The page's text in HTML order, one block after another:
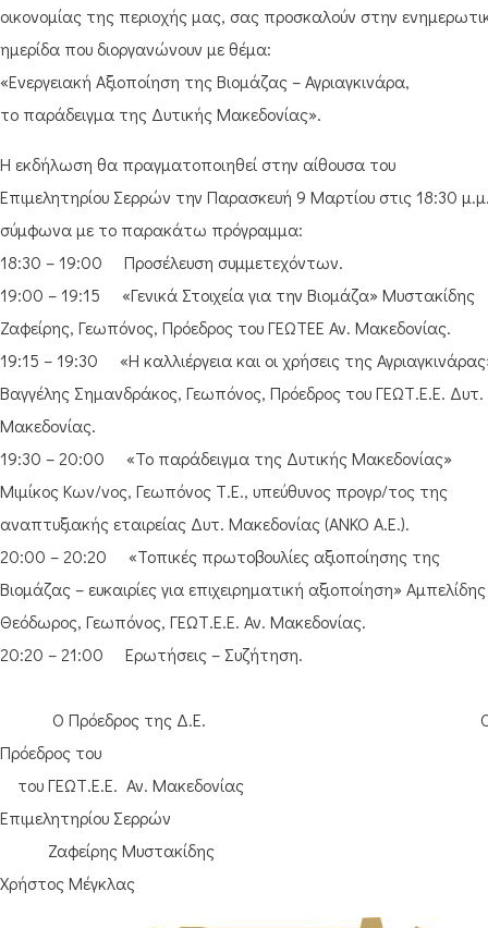
οικονομίας της περιοχής μας, σας προσκαλούν στην
ημερίδα που διοργανώνουν με θέμα:
«Ενεργειακή Αξιοποίηση της Βιομάζας – Αγριαγκινάρα,
το παράδειγμα της Δυτικής Μακεδονίας».
Η εκδήλωση θα πραγματοποιηθεί στην αίθουσα του
Επιμελητηρίου Σερρών την Παρασκευή 9 Μαρτίου στις 18:30
σύμφωνα με το παρακάτω πρόγραμμα:
18:30 – 19:00 Προσέλευση συμμετεχόντων.
19:00 – 19:15 «Γενικά Στοιχεία για την Βιομάζα» Μυστακίδης
Ζαφείρης, Γεωπόνος, Πρόεδρος του ΓΕΩΤΕΕ Αν. Μακεδονίας.
19:15 – 19:30 «Η καλλιέργεια και οι χρήσεις της
Βαγγέλης Σημανδράκος, Γεωπόνος, Πρόεδρος του ΓΕΩΤ.Ε.Ε. Δυτ.
Μακεδονίας.
19:30 – 20:00 «Το παράδειγμα της Δυτικής Μακεδονίας»
Μιμίκος Κων/νος, Γεωπόνος Τ.Ε., υπεύθυνος προγρ/τος της
αναπτυξιακής εταιρείας Δυτ. Μακεδονίας (ΑΝΚΟ Α.Ε.).
20:00 – 20:20 «Τοπικές πρωτοβουλίες αξιοποίησης της
Βιομάζας – ευκαιρίες για επιχειρηματική αξιοποίηση» Αμπελίδης
Θεόδωρος, Γεωπόνος, ΓΕΩΤ.Ε.Ε. Αν. Μακεδονίας.
20:20 – 21:00 Ερωτήσεις – Συζήτηση.
Ο Πρόεδρος της Δ.Ε.
Πρόεδρος του
του ΓΕΩΤ.Ε.Ε. Αν. Μακεδονίας
Επιμελητηρίου Σερρών
Ζαφείρης Μυστακίδης
Χρήστος Μέγκλας